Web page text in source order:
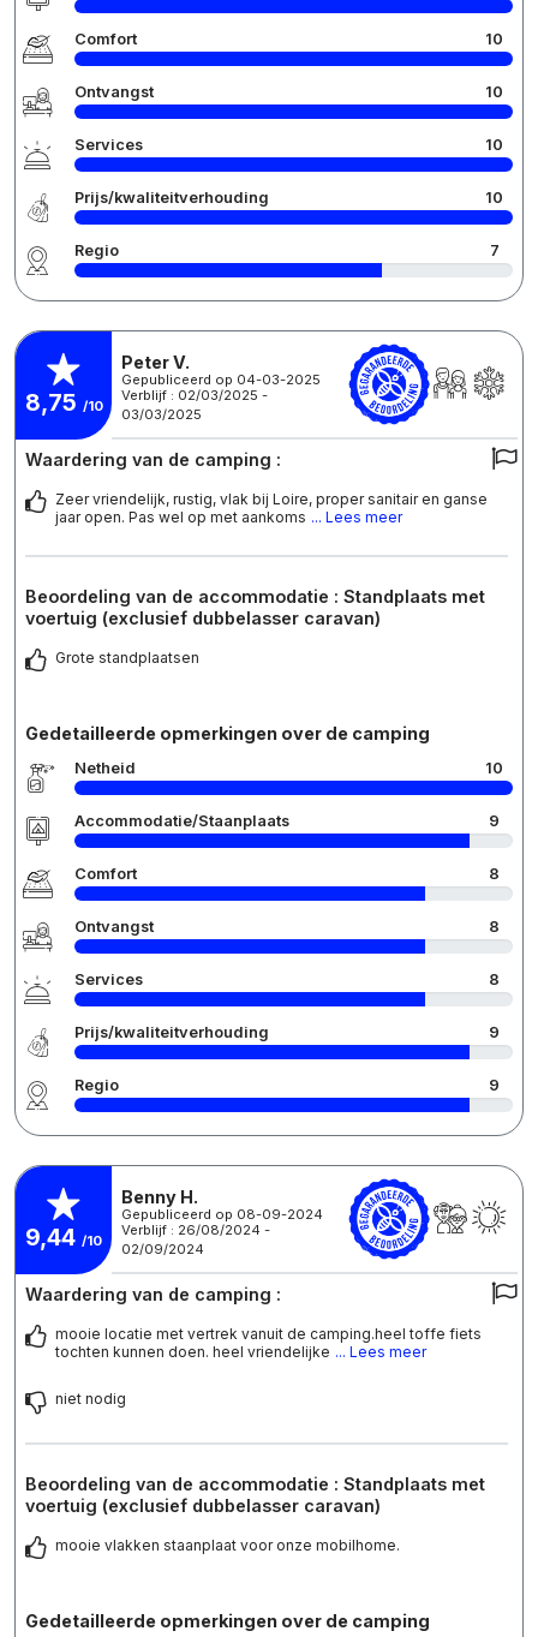
Comfort 10
Ontvangst 10
Services 10
Prijs/kwaliteitverhouding 10
Regio 7
8,75 /10
Peter V.
Gepubliceerd op 04-03-2025
Verblijf : 02/03/2025 -
03/03/2025
Waardering van de camping :
Zeer vriendelijk, rustig, vlak bij Loire, proper sanitair en ganse
jaar open. Pas wel op met aankoms ... Lees meer
Beoordeling van de accommodatie : Standplaats met
voertuig (exclusief dubbelasser caravan)
Grote standplaatsen
Gedetailleerde opmerkingen over de camping
Netheid 10
Accommodatie/Staanplaats 9
Comfort 8
Ontvangst 8
Services 8
Prijs/kwaliteitverhouding 9
Regio 9
9,44 /10
Benny H.
Gepubliceerd op 08-09-2024
Verblijf : 26/08/2024 -
02/09/2024
Waardering van de camping :
mooie locatie met vertrek vanuit de camping.heel toffe fiets
tochten kunnen doen. heel vriendelijke ... Lees meer
niet nodig
Beoordeling van de accommodatie : Standplaats met
voertuig (exclusief dubbelasser caravan)
mooie vlakken staanplaat voor onze mobilhome.
Gedetailleerde opmerkingen over de camping